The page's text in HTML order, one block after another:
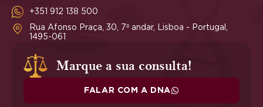
+351 912 138 500
Rua Afonso Praça, 30, 7º andar, Lisboa - Portugal,
1495-061
Marque a sua consulta!
FALAR COM A DNA